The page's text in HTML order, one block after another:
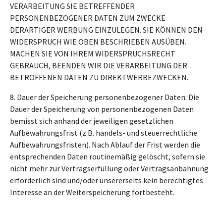
VERARBEITUNG SIE BETREFFENDER
PERSONENBEZOGENER DATEN ZUM ZWECKE
DERARTIGER WERBUNG EINZULEGEN. SIE KÖNNEN DEN
WIDERSPRUCH WIE OBEN BESCHRIEBEN AUSÜBEN.
MACHEN SIE VON IHREM WIDERSPRUCHSRECHT
GEBRAUCH, BEENDEN WIR DIE VERARBEITUNG DER
BETROFFENEN DATEN ZU DIREKTWERBEZWECKEN.
8. Dauer der Speicherung personenbezogener Daten: Die
Dauer der Speicherung von personenbezogenen Daten
bemisst sich anhand der jeweiligen gesetzlichen
Aufbewahrungsfrist (z.B. handels- und steuerrechtliche
Aufbewahrungsfristen). Nach Ablauf der Frist werden die
entsprechenden Daten routinemäßig gelöscht, sofern sie
nicht mehr zur Vertragserfüllung oder Vertragsanbahnung
erforderlich sind und/oder unsererseits kein berechtigtes
Interesse an der Weiterspeicherung fortbesteht.